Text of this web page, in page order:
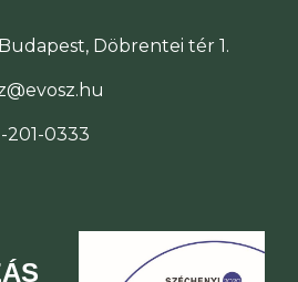
Budapest, Döbrentei tér 1.
201-0333